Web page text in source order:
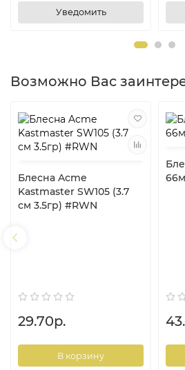
Уведомить
Возможно Вас
Блесна Acme
Kastmaster SW105 (3.7
см 3.5гр) #RWN
29.70р.
В корзину